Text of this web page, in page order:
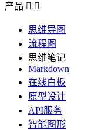
产品  
思维导图
流程图
思维笔记
Markdown
在线白板
原型设计
API服务
智能图形